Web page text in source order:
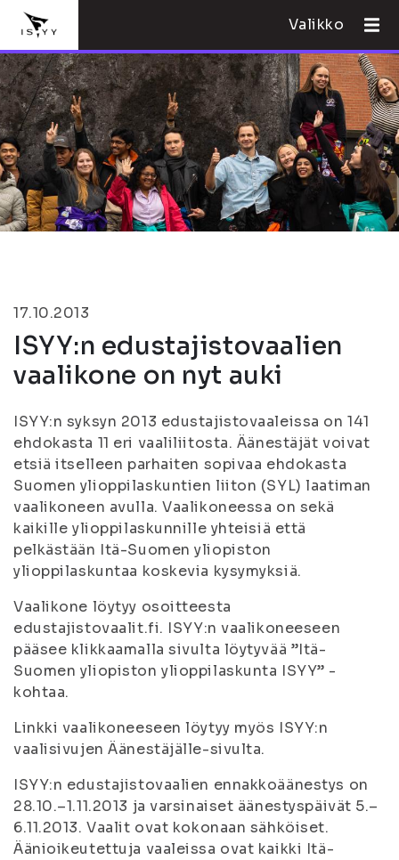
Valikko
17.10.2013
ISYY:n edustajistovaalien
vaalikone on nyt auki
ISYY:n syksyn 2013 edustajistovaaleissa on 141
ehdokasta 11 eri vaaliliitosta. Äänestäjät voivat
etsiä itselleen parhaiten sopivaa ehdokasta
Suomen ylioppilaskuntien liiton (SYL) laatiman
vaalikoneen avulla. Vaalikoneessa on sekä
kaikille ylioppilaskunnille yhteisiä että
pelkästään Itä-Suomen yliopiston
ylioppilaskuntaa koskevia kysymyksiä.
Vaalikone löytyy osoitteesta
edustajistovaalit.fi. ISYY:n vaalikoneeseen
pääsee klikkaamalla sivulta löytyvää ”Itä-
Suomen yliopiston ylioppilaskunta ISYY” -
kohtaa.
Linkki vaalikoneeseen löytyy myös ISYY:n
vaalisivujen Äänestäjälle-sivulta.
ISYY:n edustajistovaalien ennakkoäänestys on
28.10.–1.11.2013 ja varsinaiset äänestyspäivät 5.–
6.11.2013. Vaalit ovat kokonaan sähköiset.
Äänioikeutettuja vaaleissa ovat kaikki Itä-